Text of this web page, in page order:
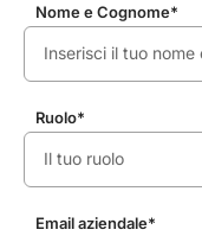
Nome e Cognome*
Ruolo*
Email aziendale*